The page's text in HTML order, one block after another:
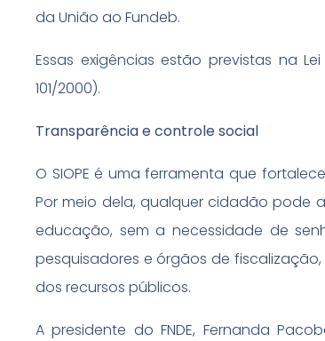
da União ao Fundeb.
Essas exigências estão previstas na
101/2000).
Transparência e controle social
O SIOPE é uma ferramenta que
Por meio dela, qualquer cidadão pode
educação, sem a necessidade de
pesquisadores e órgãos de
dos recursos públicos.
A presidente do FNDE, Fernanda